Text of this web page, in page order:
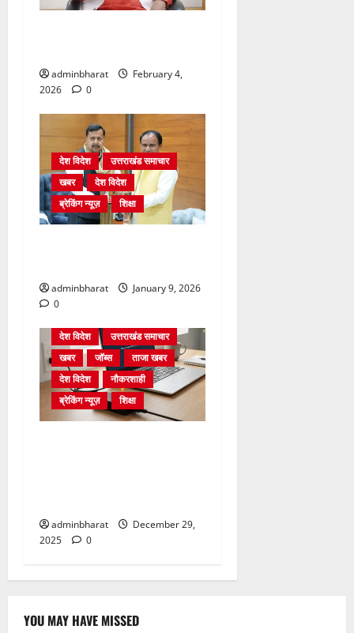
adminbharat
February 4,
2026
0
देश विदेश
उत्तराखंड समाचार
खबर
देश विदेश
ब्रेकिंग न्यूज़
शिक्षा
adminbharat
January 9, 2026
0
देश विदेश
उत्तराखंड समाचार
खबर
जॉब्स
ताजा खबर
देश विदेश
नौकरशाही
ब्रेकिंग न्यूज़
शिक्षा
adminbharat
December 29,
2025
0
YOU MAY HAVE MISSED